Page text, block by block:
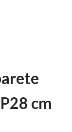
cm